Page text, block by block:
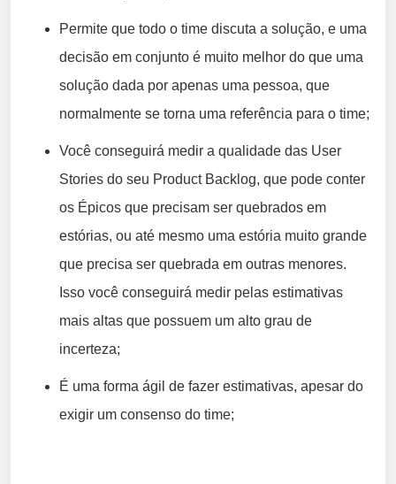
Permite que todo o time discuta a solução, e uma
decisão em conjunto é muito melhor do que uma
solução dada por apenas uma pessoa, que
normalmente se torna uma referência para o time;
Você conseguirá medir a qualidade das User
Stories do seu Product Backlog, que pode conter
os Épicos que precisam ser quebrados em
estórias, ou até mesmo uma estória muito grande
que precisa ser quebrada em outras menores.
Isso você conseguirá medir pelas estimativas
mais altas que possuem um alto grau de
incerteza;
É uma forma ágil de fazer estimativas, apesar do
exigir um consenso do time;